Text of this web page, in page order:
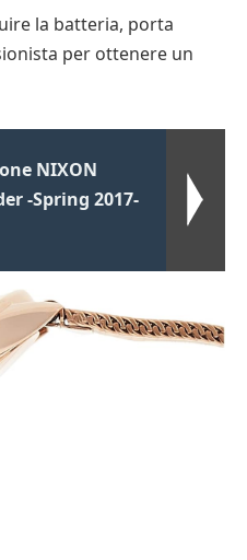
la batteria, porta
per ottenere un
NIXON
-Spring 2017-